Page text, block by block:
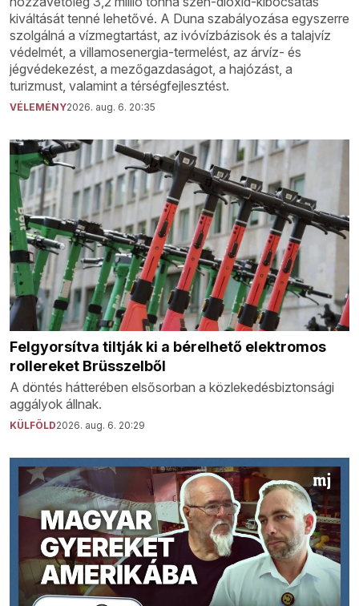
kiváltását tenné lehetővé. A Duna szabályozása egyszerre
szolgálná a vízmegtartást, az ivóvízbázisok és a talajvíz
védelmét, a villamosenergia-termelést, az árvíz- és
jégvédekezést, a mezőgazdaságot, a hajózást, a
turizmust, valamint a térségfejlesztést.
VÉLEMÉNY2026. aug. 6. 20:35
Felgyorsítva tiltják ki a bérelhető elektromos
rollereket Brüsszelből
A döntés hátterében elsősorban a közlekedésbiztonsági
aggályok állnak.
KÜLFÖLD2026. aug. 6. 20:29